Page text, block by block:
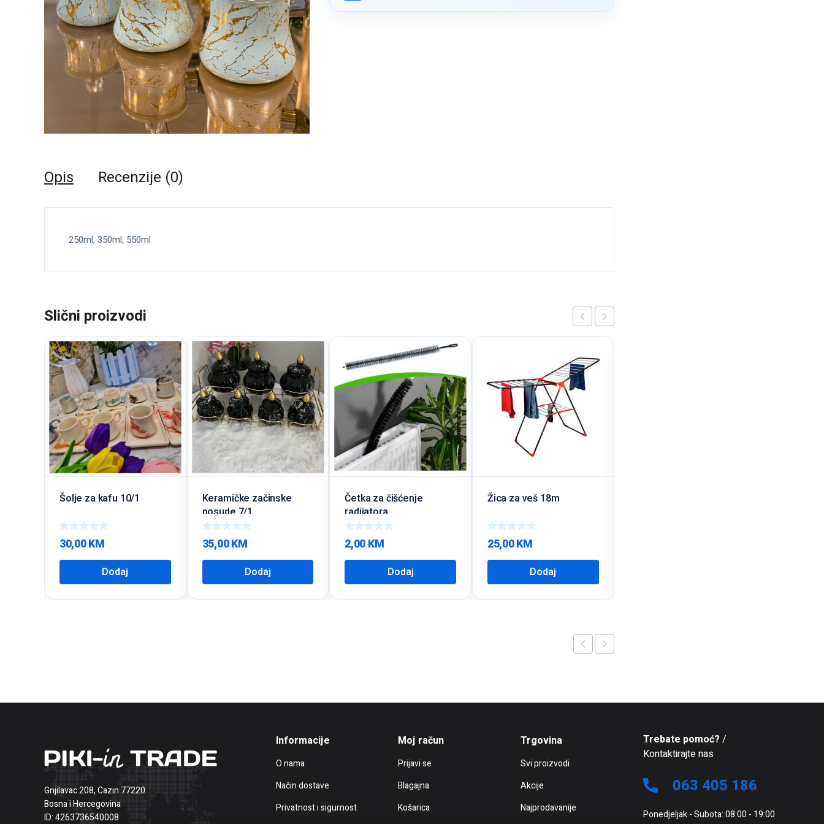
Opis Recenzije (0)
250ml, 350ml, 550ml
Slični proizvodi
Šolje za kafu 10/1
30,00KM
Dodaj
Keramičke začinske
posude 7/1
35,00KM
Dodaj
Četka za čišćenje
radijatora
2,00KM
Dodaj
Žica za veš 18m
25,00KM
Dodaj
Gnjilavac 208, Cazin 77220
Bosna i Hercegovina
ID: 4263736540008
Informacije
O nama
Način dostave
Privatnost i sigurnost
Moj račun
Prijavi se
Blagajna
Košarica
Trgovina
Svi proizvodi
Akcije
Najprodavanije
Trebate pomoć? /
Kontaktirajte nas
063 405 186
Ponedjeljak - Subota: 08:00 - 19:00